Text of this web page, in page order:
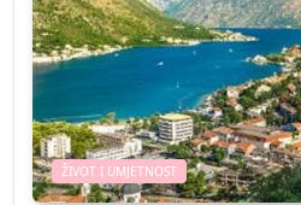
ŽIVOT I UMJETNOST